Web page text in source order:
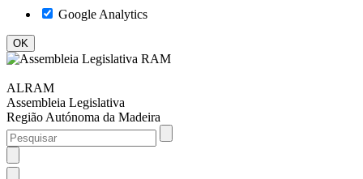
Google Analytics
ALRAM
Assembleia Legislativa
Região Autónoma da Madeira